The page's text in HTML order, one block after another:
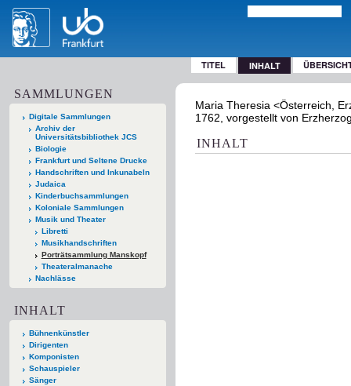
TITEL INHALT
SAMMLUNGEN
Digitale Sammlungen
Archiv der
Universitätsbibliothek JCS
Biologie
Frankfurt und Seltene Drucke
Handschriften und Inkunabeln
Judaica
Kinderbuchsammlungen
Koloniale Sammlungen
Musik und Theater
Libretti
Musikhandschriften
Porträtsammlung Manskopf
Theateralmanache
Nachlässe
INHALT
Bühnenkünstler
Dirigenten
Komponisten
Schauspieler
Sänger
Maria Theresia <Österreich,
1762, vorgestellt von
INHALT